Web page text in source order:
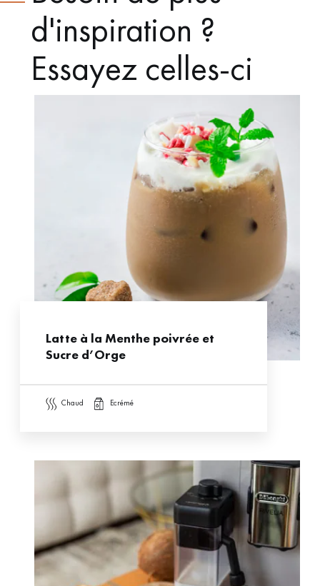
d'inspiration ?
Essayez celles-ci
Latte à la Menthe poivrée et
Sucre d’Orge
chaud ecrémé